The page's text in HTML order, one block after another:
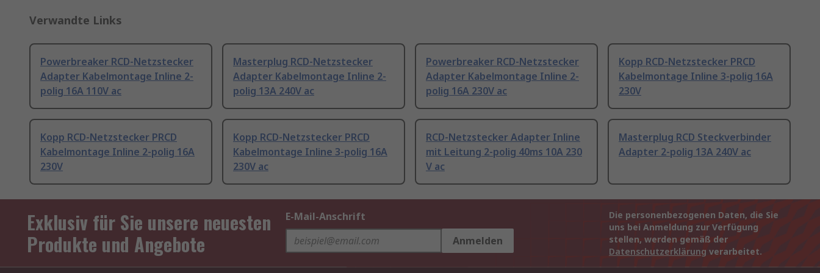
Verwandte Links
Powerbreaker RCD-Netzstecker
Adapter Kabelmontage Inline 2-
polig 16A 110V ac
Masterplug RCD-Netzstecker
Adapter Kabelmontage Inline 2-
polig 13A 240V ac
Powerbreaker RCD-Netzstecker
Adapter Kabelmontage Inline 2-
polig 16A 230V ac
Kopp RCD-Netzstecker PRCD
Kabelmontage Inline 3-polig 16A
230V
Kopp RCD-Netzstecker PRCD
Kabelmontage Inline 2-polig 16A
230V
Kopp RCD-Netzstecker PRCD
Kabelmontage Inline 3-polig 16A
230V ac
RCD-Netzstecker Adapter Inline
mit Leitung 2-polig 40ms 10A 230
V ac
Masterplug RCD Steckverbinder
Adapter 2-polig 13A 240V ac
Exklusiv für Sie unsere neuesten
Produkte und Angebote
E-Mail-Anschrift
Anmelden
Die personenbezogenen Daten, die Sie
uns bei Anmeldung zur Verfügung
stellen, werden gemäß der
Datenschutzerklärung verarbeitet.